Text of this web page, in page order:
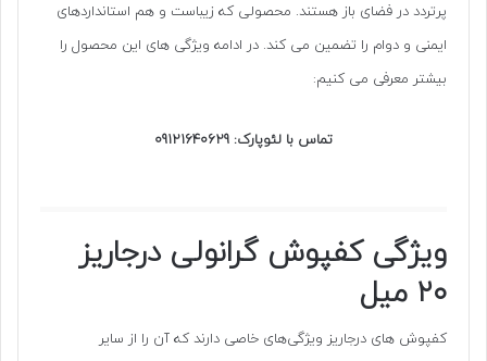
پرتردد در فضای باز هستند. محصولی که زیباست و هم استانداردهای
ایمنی و دوام را تضمین می کند. در ادامه ویژگی های این محصول را
بیشتر معرفی می کنیم:
تماس با لئوپارک: 09121640629
ویژگی‌ کفپوش گرانولی درجاریز
۲۰ میل
کفپوش های درجاریز ویژگی‌های خاصی دارند که آن را از سایر